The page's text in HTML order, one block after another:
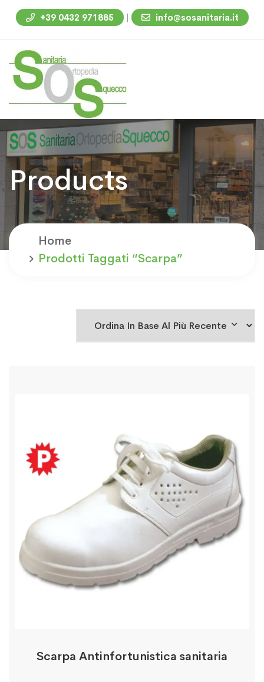
+39 0432 971885 | info@sosanitaria.it
Products
Home
Prodotti Taggati “scarpa”
Scarpa Antinfortunistica sanitaria